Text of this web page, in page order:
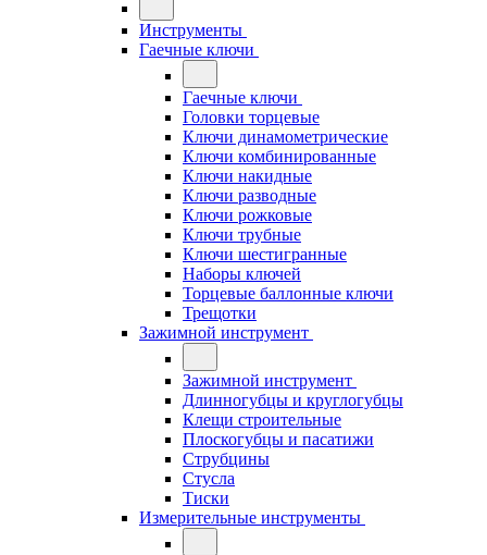
Инструменты
Гаечные ключи
Гаечные ключи
Головки торцевые
Ключи динамометрические
Ключи комбинированные
Ключи накидные
Ключи разводные
Ключи рожковые
Ключи трубные
Ключи шестигранные
Наборы ключей
Торцевые баллонные ключи
Трещотки
Зажимной инструмент
Зажимной инструмент
Длинногубцы и круглогубцы
Клещи строительные
Плоскогубцы и пасатижи
Струбцины
Стусла
Тиски
Измерительные инструменты